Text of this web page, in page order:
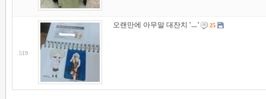
519
오랜만에 아무말 대잔치 'ㅡ' 25